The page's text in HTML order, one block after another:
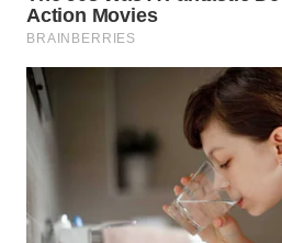
KUNINGAN
MAJALENGKA